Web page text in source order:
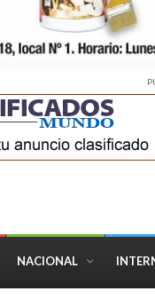
NACIONAL